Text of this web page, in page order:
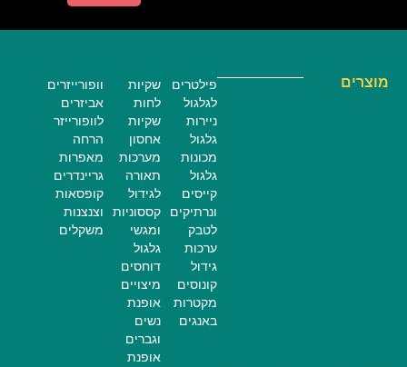
מוצרים
פילטרים
לגלגול
ניירות
גלגול
מכונות
גלגול
קייסים
ונרתיקים
לטבק
ערכות
גידול
קונוסים
מקטרות
באנגים
שקיות
לחות
שקיות
אחסון
מערכות
תאורה
לגידול
קססוניות
ומגשי
גלגול
דוחסים
מיצויים
אופנת
נשים
וגברים
אופנת
וופורייזרים
אביזרים
לוופורייזר
הרחה
מאפרות
גריינדרים
קופסאות
וצנצנות
משקלים